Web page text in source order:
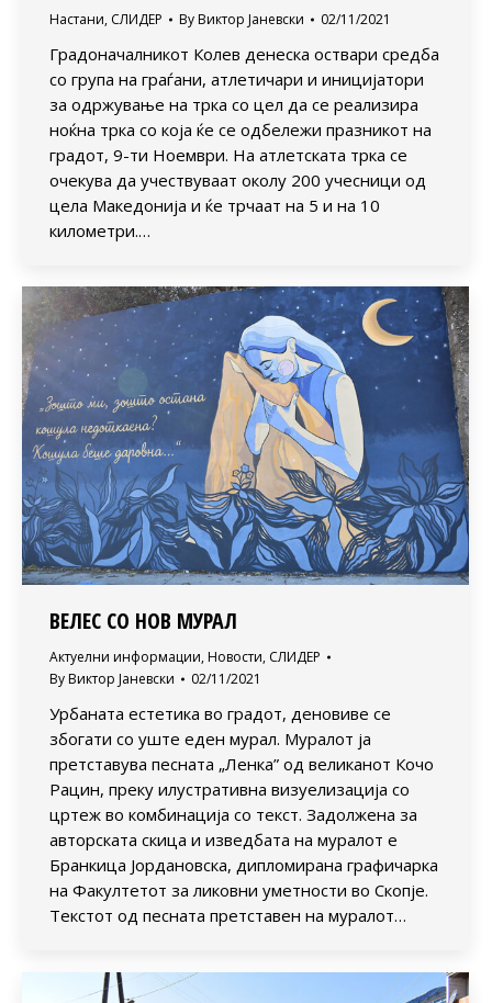
Настани, СЛИДЕР By Виктор Јаневски 02/11/2021
Градоначалникот Колев денеска оствари средба
со група на граѓани, атлетичари и иницијатори
за одржување на трка со цел да се реализира
ноќна трка со која ќе се одбележи празникот на
градот, 9-ти Ноември. На атлетската трка се
очекува да учествуваат околу 200 учесници од
цела Македонија и ќе трчаат на 5 и на 10
километри.…
ВЕЛЕС СО НОВ МУРАЛ
Актуелни информации, Новости, СЛИДЕР
By Виктор Јаневски 02/11/2021
Урбаната естетика во градот, деновиве се
збогати со уште еден мурал. Муралот ја
претставува песната „Ленка” од великанот Кочо
Рацин, преку илустративна визуелизација со
цртеж во комбинација со текст. Задолжена за
авторската скица и изведбата на муралот е
Бранкица Јордановска, дипломирана графичарка
на Факултетот за ликовни уметности во Скопје.
Текстот од песната претставен на муралот…